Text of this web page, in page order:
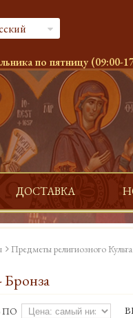
по пятницу (09:00-
ДОСТАВКА
Предметы религиозного
ПО